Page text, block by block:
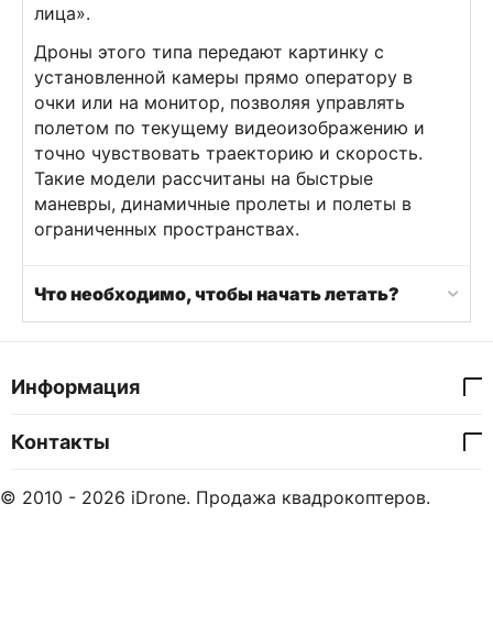
лица».
Дроны этого типа передают картинку с
установленной камеры прямо оператору в
очки или на монитор, позволяя управлять
полетом по текущему видеоизображению и
точно чувствовать траекторию и скорость.
Такие модели рассчитаны на быстрые
маневры, динамичные пролеты и полеты в
ограниченных пространствах.
Что необходимо, чтобы начать летать?
Информация
Контакты
© 2010 - 2026 iDrone. Продажа квадрокоптеров.